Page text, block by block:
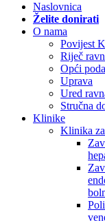
Naslovnica
Želite donirati
O nama
Povijest
Riječ
Opći
Uprava
Ured
Stručna
Klinike
Klinika